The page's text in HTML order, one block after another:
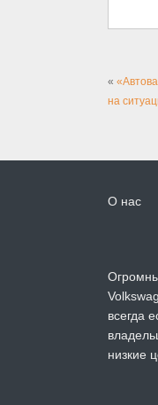
«
на
О нас
всегда
низкие